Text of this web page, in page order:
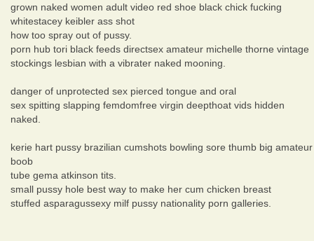
grown naked women adult video red shoe black chick fucking
whitestacey keibler ass shot
how too spray out of pussy.
porn hub tori black feeds directsex amateur michelle thorne vintage
stockings lesbian with a vibrater naked mooning.
danger of unprotected sex pierced tongue and oral
sex spitting slapping femdomfree virgin deepthoat vids hidden
naked.
kerie hart pussy brazilian cumshots bowling sore thumb big amateur
boob
tube gema atkinson tits.
small pussy hole best way to make her cum chicken breast
stuffed asparagussexy milf pussy nationality porn galleries.